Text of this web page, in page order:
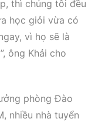
thì chúng tôi đều
học giỏi vừa có
vì họ sẽ là
ông Khải cho
phòng Đào
nhiều nhà tuyển